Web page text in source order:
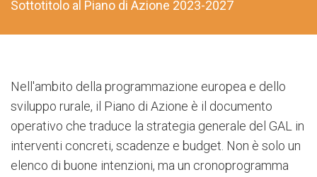
Sottotitolo al Piano di Azione 2023-2027
Nell'ambito della programmazione europea e dello
sviluppo rurale, il Piano di Azione è il documento
operativo che traduce la strategia generale del GAL in
interventi concreti, scadenze e budget. Non è solo un
elenco di buone intenzioni, ma un cronoprogramma